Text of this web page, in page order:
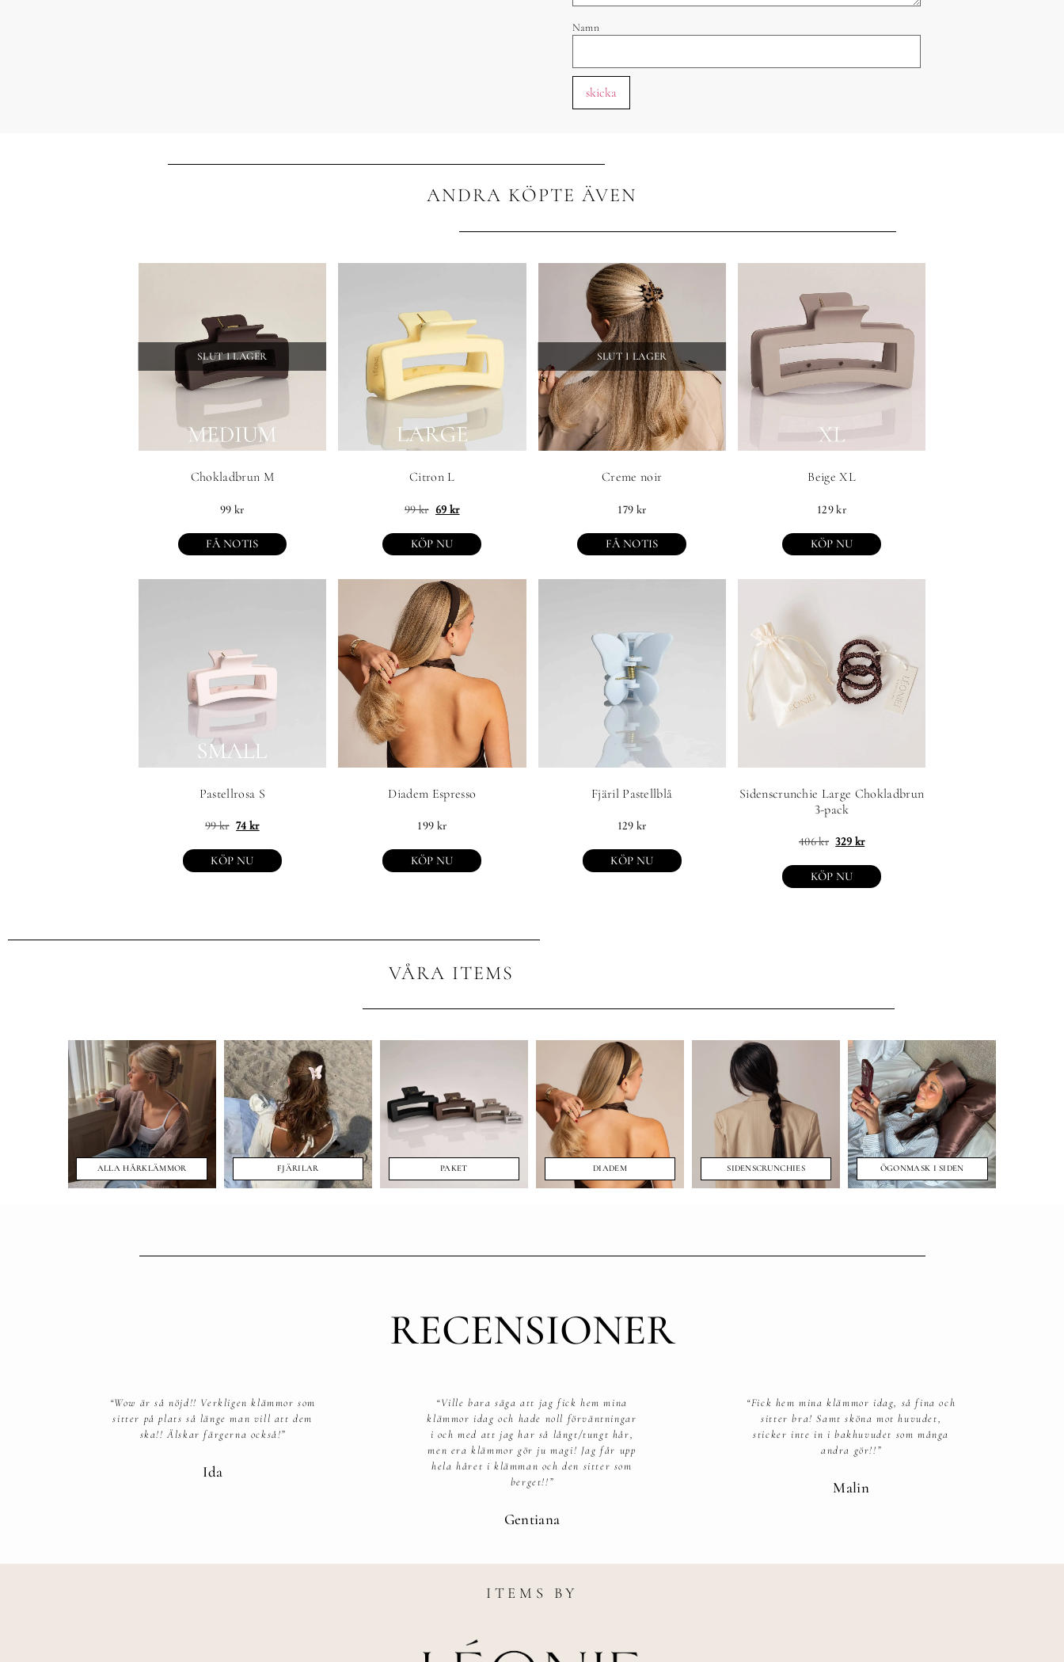
Namn
ANDRA KÖPTE ÄVEN
SLUT I LAGER
Chokladbrun M
99kr
FÅ NOTIS
Citron L
99kr 69 kr
KÖP NU
SLUT I LAGER
Creme noir
179 kr
FÅ NOTIS
Beige XL
129kr
KÖP NU
Pastellrosa S
99kr 74kr
KÖP NU
Diadem Espresso
199 kr
KÖP NU
Fjäril Pastellblå
129kr
KÖP NU
Sidenscrunchie Large Chokladbrun
3-pack
406kr 329 kr
KÖP NU
VÅRA ITEMS
ALLA HÅRKLÄMMOR FJÄRILAR PAKET DIADEM SIDENSCRUNCHIES ÖGONMASK I SIDEN
RECENSIONER
“Wow är så nöjd!! Verkligen klämmor som
sitter på plats så länge man vill att dem
ska!! Älskar färgerna också!”​
Ida
“Ville bara säga att jag fick hem mina
klämmor idag och hade noll förväntningar
i och med att jag har så långt/tungt hår,
men era klämmor gör ju magi! Jag får upp
hela håret i klämman och den sitter som
berget!!”​
Gentiana
“Fick hem mina klämmor idag, så fina och
sitter bra! Samt sköna mot huvudet,
sticker inte in i bakhuvudet som många
andra gör!!”
Malin
ITEMS BY